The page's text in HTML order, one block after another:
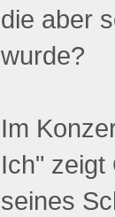
die aber
wurde?
Im
Ich" zeigt
seines